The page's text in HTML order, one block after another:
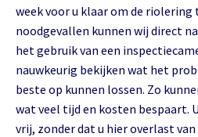
week voor u klaar om de
noodgevallen kunnen wij direct
het gebruik van een
nauwkeurig bekijken wat het
beste op kunnen lossen. Zo
wat veel tijd en kosten bespaart.
vrij, zonder dat u hier overlast